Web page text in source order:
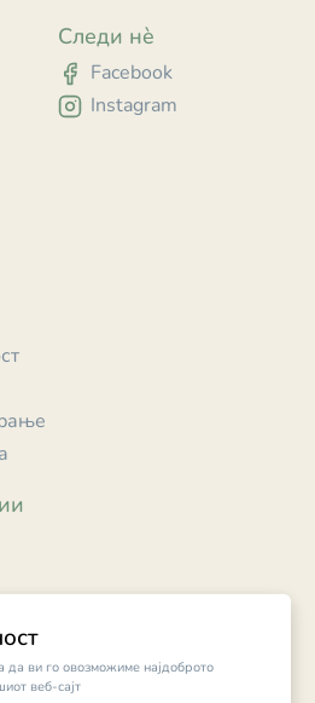
да ви го овозможиме најдоброто
веб-сајт
Следи нè
Facebook
Instagram